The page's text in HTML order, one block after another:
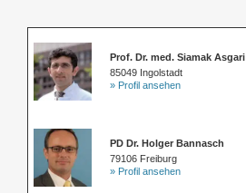
Prof. Dr. med. Siamak Asgari
85049 Ingolstadt
» Profil ansehen
PD Dr. Holger Bannasch
79106 Freiburg
» Profil ansehen